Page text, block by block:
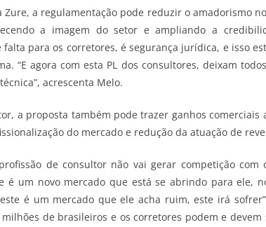
Zure, a regulamentação pode reduzir o amadorismo
a imagem do setor e ampliando a
falta para os corretores, é segurança jurídica, e isso
“E agora com esta PL dos consultores, deixam
acrescenta Melo.
a proposta também pode trazer ganhos
do mercado e redução da atuação de
de consultor não vai gerar competição com
é um novo mercado que está se abrindo para ele,
é um mercado que ele acha ruim, este irá
de brasileiros e os corretores podem e